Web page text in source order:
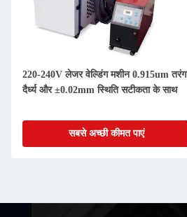
220-240V लेजर वेल्डिंग मशीन 0.915um तरंग
दैर्ध्य और ±0.02mm स्थिति सटीकता के साथ
सबसे अच्छी कीमत पाएं